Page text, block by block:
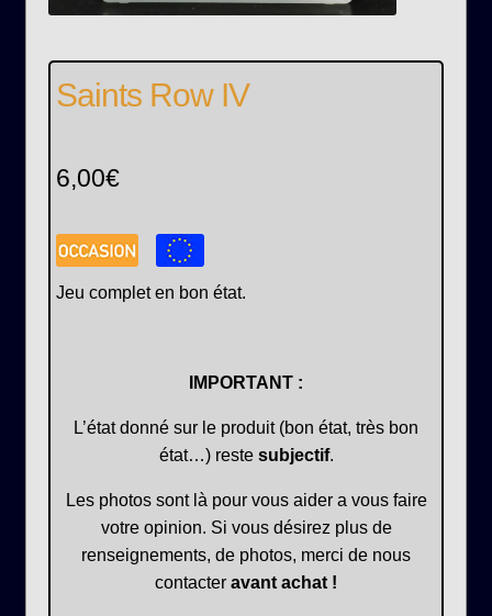
Saints Row IV
6,00€
Jeu complet en bon état.
IMPORTANT :
L’état donné sur le produit (bon état, très bon
état…) reste subjectif.
Les photos sont là pour vous aider a vous faire
votre opinion. Si vous désirez plus de
renseignements, de photos, merci de nous
contacter avant achat !